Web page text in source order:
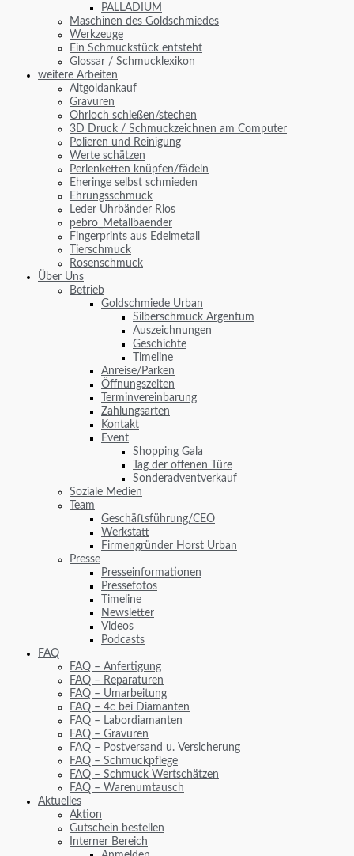
PALLADIUM
Maschinen des Goldschmiedes
Werkzeuge
Ein Schmuckstück entsteht
Glossar / Schmucklexikon
weitere Arbeiten
Altgoldankauf
Gravuren
Ohrloch schießen/stechen
3D Druck / Schmuckzeichnen am Computer
Polieren und Reinigung
Werte schätzen
Perlenketten knüpfen/fädeln
Eheringe selbst schmieden
Ehrungsschmuck
Leder Uhrbänder Rios
pebro_Metallbaender
Fingerprints aus Edelmetall
Tierschmuck
Rosenschmuck
Über Uns
Betrieb
Goldschmiede Urban
Silberschmuck Argentum
Auszeichnungen
Geschichte
Timeline
Anreise/Parken
Öffnungszeiten
Terminvereinbarung
Zahlungsarten
Kontakt
Event
Shopping Gala
Tag der offenen Türe
Sonderadventverkauf
Soziale Medien
Team
Geschäftsführung/CEO
Werkstatt
Firmengründer Horst Urban
Presse
Presseinformationen
Pressefotos
Timeline
Newsletter
Videos
Podcasts
FAQ
FAQ – Anfertigung
FAQ – Reparaturen
FAQ – Umarbeitung
FAQ – 4c bei Diamanten
FAQ – Labordiamanten
FAQ – Gravuren
FAQ – Postversand u. Versicherung
FAQ – Schmuckpflege
FAQ – Schmuck Wertschätzen
FAQ – Warenumtausch
Aktuelles
Aktion
Gutschein bestellen
Interner Bereich